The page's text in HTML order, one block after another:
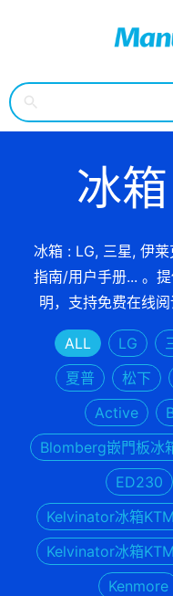
冰
冰箱 : LG, 三星, 伊
指南/用户手册... 。
明，支持免费在线
ALL LG
夏普
松下
Active
Blomberg嵌門板冰
ED230
Kelvinator冰箱
Kelvinator冰箱
Kenmore